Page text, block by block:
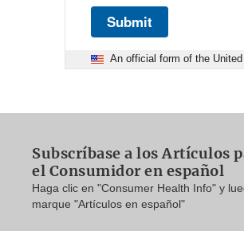
Submit
An official form of the
Subscríbase a los Artículos
el Consumidor en español
Haga clic en "Consumer Health Info" y
marque "Artículos en español"